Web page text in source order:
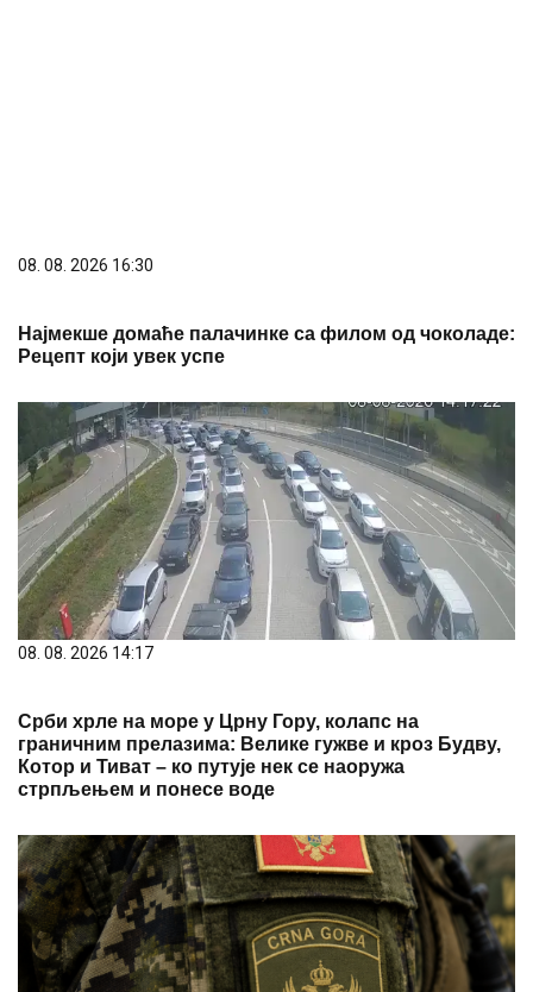
08. 08. 2026 16:30
Најмекше домаће палачинке са филом од чоколаде:
Рецепт који увек успе
08. 08. 2026 14:17
Срби хрле на море у Црну Гору, колапс на
граничним прелазима: Велике гужве и кроз Будву,
Котор и Тиват – ко путује нек се наоружа
стрпљењем и понесе воде